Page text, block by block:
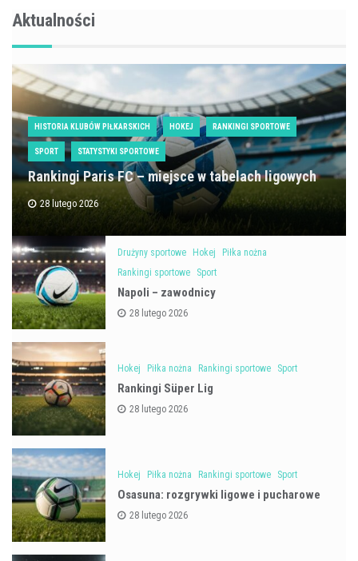
Aktualności
HISTORIA KLUBÓW PIŁKARSKICH HOKEJ RANKINGI SPORTOWE
SPORT STATYSTYKI SPORTOWE
Rankingi Paris FC – miejsce w tabelach ligowych
28 lutego 2026
Drużyny sportowe Hokej
Piłka nożna
Rankingi sportowe
Sport
Napoli – zawodnicy
28 lutego 2026
Hokej Piłka nożna Rankingi sportowe Sport
Rankingi Süper Lig
28 lutego 2026
Hokej Piłka nożna Rankingi sportowe Sport
Osasuna: rozgrywki ligowe i pucharowe
28 lutego 2026